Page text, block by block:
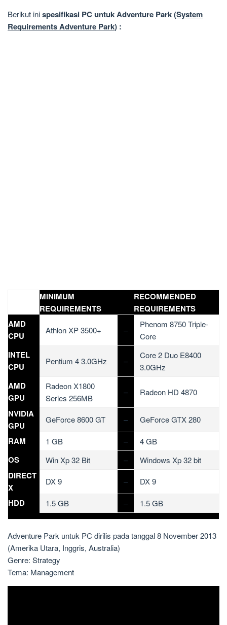
Berikut inispesifikasi PC untuk Adventure Park (System
Requirements Adventure Park) :
MINIMUM
REQUIREMENTS
RECOMMENDED
REQUIREMENTS
AMD
CPU
Athlon XP 3500+ –
Phenom 8750 Triple-
Core
INTEL
CPU
Pentium 4 3.0GHz –
Core 2 Duo E8400
3.0GHz
AMD
GPU
Radeon X1800
Series 256MB
– Radeon HD 4870
NVIDIA
GPU
GeForce 8600 GT – GeForce GTX 280
RAM 1 GB – 4 GB
OS Win Xp 32 Bit – Windows Xp 32 bit
DIRECT
X
DX 9 – DX 9
HDD 1.5 GB – 1.5 GB
Adventure Park untuk PC dirilis pada tanggal 8 November 2013
(Amerika Utara, Inggris, Australia)
Genre: Strategy
Tema: Management